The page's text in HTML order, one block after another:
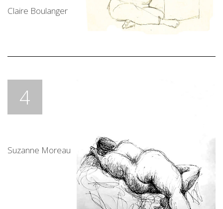
Claire Boulanger
4
Suzanne Moreau